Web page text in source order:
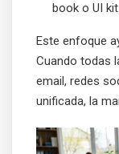
book o UI kit.
Este enfoque
Cuando todas
email, redes
unificada, la